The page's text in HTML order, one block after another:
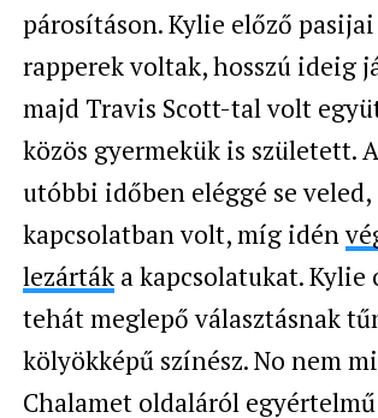
párosításon. Kylie előző
rapperek voltak, hosszú ideig
majd Travis Scott-tal volt
közös gyermekük is született.
utóbbi időben eléggé se veled,
kapcsolatban volt, míg idén
lezártáka kapcsolatukat. Kylie
tehát meglepő választásnak
kölyökképű színész. No nem
Chalamet oldaláról